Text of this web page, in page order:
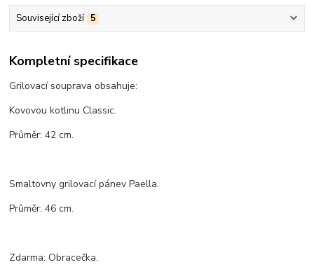
Související zboží 5
Kompletní specifikace
Grilovací souprava obsahuje:
Kovovou kotlinu Classic.
Průměr: 42 cm.
Smaltovny grilovací pánev Paella.
Průměr: 46 cm.
Zdarma: Obracečka.